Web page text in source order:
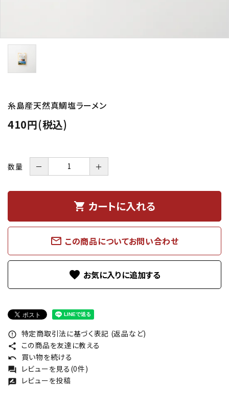
糸島産天然真鯛塩ラーメン
410円(税込)
数量 － ＋
shopping_cart カートに入れる
mail_outline この商品についてお問い合わせ
favorite
error_outline 特定商取引法に基づく表記 (返品など)
share この商品を友達に教える
undo 買い物を続ける
forum レビューを見る(0件)
rate_review レビューを投稿